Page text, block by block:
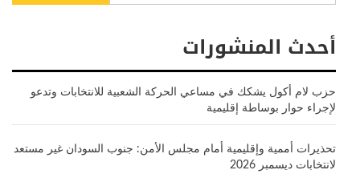
أحدث المنشورات
حزب لام أكول يشكك في مساعي الحركة الشعبية للانتخابات وتدعو
لإجراء حوار بوساطة إقليمية
تحذيرات أممية وإقليمية أمام مجلس الأمن: جنوب السودان غير مستعد
لانتخابات ديسمبر 2026